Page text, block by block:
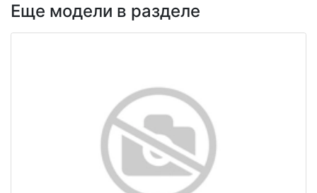
Еще модели в разделе